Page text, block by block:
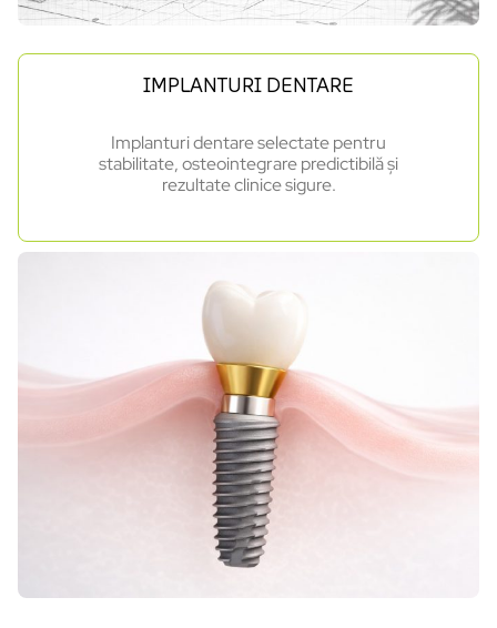
IMPLANTURI DENTARE
Implanturi dentare selectate pentru
stabilitate, osteointegrare predictibilă și
rezultate clinice sigure.